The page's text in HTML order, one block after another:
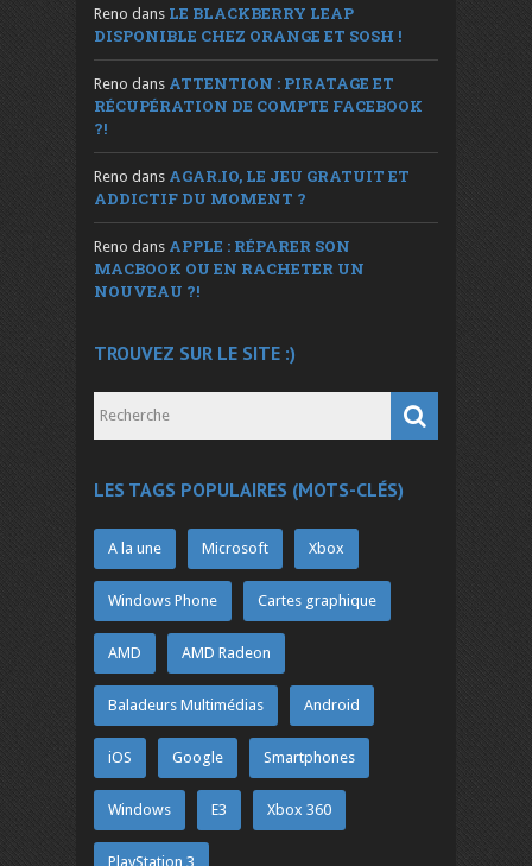
Reno dans LE BLACKBERRY LEAP
DISPONIBLE CHEZ ORANGE ET SOSH !
Reno dans ATTENTION : PIRATAGE ET
RÉCUPÉRATION DE COMPTE FACEBOOK
?!
Reno dans AGAR.IO, LE JEU GRATUIT ET
ADDICTIF DU MOMENT ?
Reno dans APPLE : RÉPARER SON
MACBOOK OU EN RACHETER UN
NOUVEAU ?!
TROUVEZ SUR LE SITE :)
LES TAGS POPULAIRES (MOTS-CLÉS)
A la une Microsoft Xbox
Windows Phone Cartes graphique
AMD AMD Radeon
Baladeurs Multimédias Android
iOS Google Smartphones
Windows E3 Xbox 360
PlayStation 3